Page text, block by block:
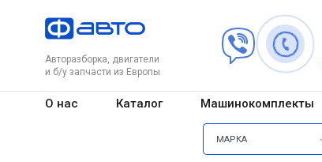
Авторазборка, двигатели
и б/у запчасти из Европы
О нас Каталог Машинокомплекты
МАРКА